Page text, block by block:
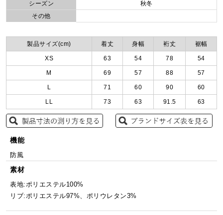
シーズン
秋冬
その他
製品サイズ(cm) 着丈 身幅 裄丈 裾幅
XS 63 54 78 54
M 69 57 88 57
L 71 60 90 60
LL 73 63 91.5 63
機能
防風
素材
表地:ポリエステル100%
リブ:ポリエステル97%、ポリウレタン3%